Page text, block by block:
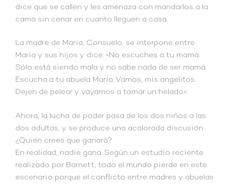
dice que se callen y les amenaza con mandarlos a la
cama sin cenar en cuanto lleguen a casa.
La madre de María, Consuelo, se interpone entre
María y sus hijos y dice: «No escuches a tu mamá.
Sólo está siendo mala y no sabe nada de ser mamá.
Escucha a tu abuela María. Vamos, mis angelitos.
Dejen de pelear y vayamos a tomar un helado».
Ahora, la lucha de poder pasa de los dos niños a las
dos adultas, y se produce una acalorada discusión.
¿Quién crees que ganará?
En realidad, nadie gana. Según un estudio reciente
realizado por Barnett, todo el mundo pierde en este
escenario porque el conflicto entre madres y abuelas